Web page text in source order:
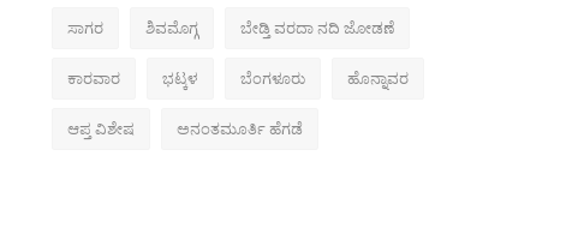
ಸಾಗರ ಶಿವಮೊಗ್ಗ ಬೇಡ್ತಿ ವರದಾ ನದಿ ಜೋಡಣೆ
ಕಾರವಾರ ಭಟ್ಕಳ ಬೆಂಗಳೂರು ಹೊನ್ನಾವರ
ಆಪ್ತ ವಿಶೇಷ ಅನಂತಮೂರ್ತಿ ಹೆಗಡೆ